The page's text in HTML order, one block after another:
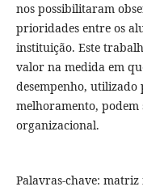
nos possibilitaram
prioridades entre os
instituição. Este
valor na medida em
desempenho, utilizado
melhoramento,
organizacional.
Palavras-chave: